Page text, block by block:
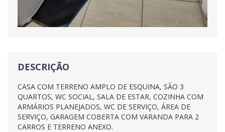
DESCRIÇÃO
CASA COM TERRENO AMPLO DE ESQUINA, SÃO 3
QUARTOS, WC SOCIAL, SALA DE ESTAR, COZINHA COM
ARMÁRIOS PLANEJADOS, WC DE SERVIÇO, ÁREA DE
SERVIÇO, GARAGEM COBERTA COM VARANDA PARA 2
CARROS E TERRENO ANEXO.